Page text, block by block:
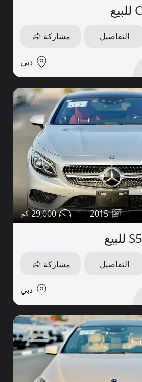
التفاصيل مشاركة
دبي
2015
29,000
التفاصيل مشاركة
دبي